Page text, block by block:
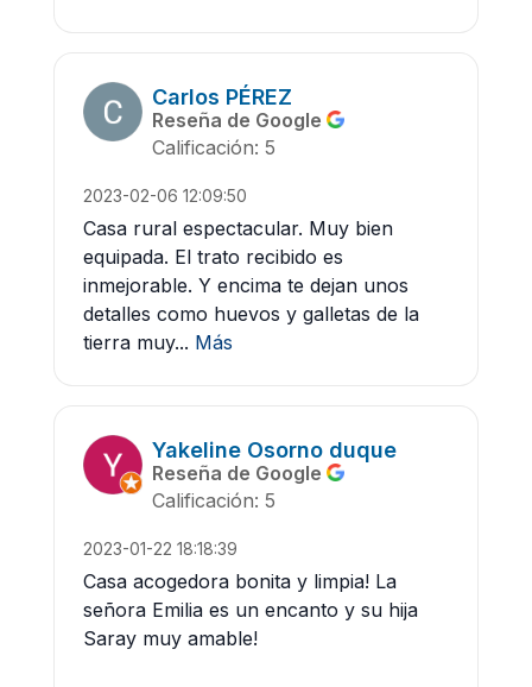
Carlos PÉREZ
Reseña de Google
Calificación: 5
2023-02-06 12:09:50
Casa rural espectacular. Muy bien
equipada. El trato recibido es
inmejorable. Y encima te dejan unos
detalles como huevos y galletas de la
tierra muy... Más
Yakeline Osorno duque
Reseña de Google
Calificación: 5
2023-01-22 18:18:39
Casa acogedora bonita y limpia! La
señora Emilia es un encanto y su hija
Saray muy amable!